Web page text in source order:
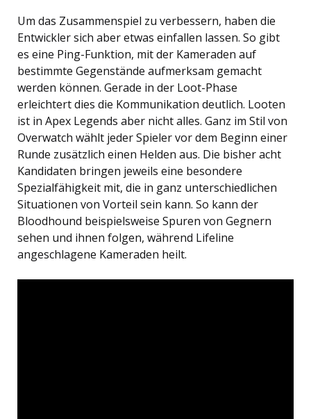
Um das Zusammenspiel zu verbessern, haben die
Entwickler sich aber etwas einfallen lassen. So gibt
es eine Ping-Funktion, mit der Kameraden auf
bestimmte Gegenstände aufmerksam gemacht
werden können. Gerade in der Loot-Phase
erleichtert dies die Kommunikation deutlich. Looten
ist in Apex Legends aber nicht alles. Ganz im Stil von
Overwatch wählt jeder Spieler vor dem Beginn einer
Runde zusätzlich einen Helden aus. Die bisher acht
Kandidaten bringen jeweils eine besondere
Spezialfähigkeit mit, die in ganz unterschiedlichen
Situationen von Vorteil sein kann. So kann der
Bloodhound beispielsweise Spuren von Gegnern
sehen und ihnen folgen, während Lifeline
angeschlagene Kameraden heilt.